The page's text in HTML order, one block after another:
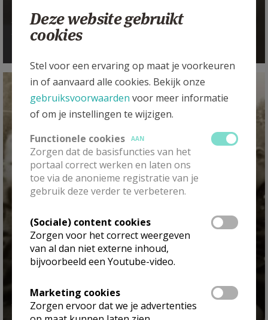
En 't land werd niet gevonden ~ Anne-Marie
Dhooghe
Ik ben een vechtertje ~ Hilde Flobert
Deze website gebruikt
cookies
Stel voor een ervaring op maat je voorkeuren
in of aanvaard alle cookies. Bekijk onze
gebruiksvoorwaarden voor meer informatie
of om je instellingen te wijzigen.
Functionele cookies
AAN
Zorgen dat de basisfuncties van het
portaal correct werken en laten ons
toe via de anonieme registratie van je
gebruik deze verder te verbeteren.
(Sociale) content cookies
Zorgen voor het correct weergeven
van al dan niet externe inhoud,
bijvoorbeeld een Youtube-video.
Marketing cookies
Zorgen ervoor dat we je advertenties